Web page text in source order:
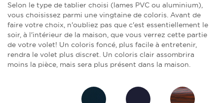
Selon le type de tablier choisi (lames PVC ou aluminium),
vous choisissez parmi une vingtaine de coloris. Avant de
faire votre choix, n'oubliez pas que c'est essentiellement le
soir, à l'intérieur de la maison, que vous verrez cette partie
de votre volet! Un coloris foncé, plus facile à entretenir,
rendra le volet plus discret. Un coloris clair assombrira
moins la pièce, mais sera plus présent dans la maison.